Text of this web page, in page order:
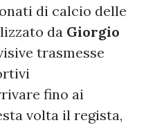
di calcio delle
da Giorgio
trasmesse
fino ai
volta il regista,